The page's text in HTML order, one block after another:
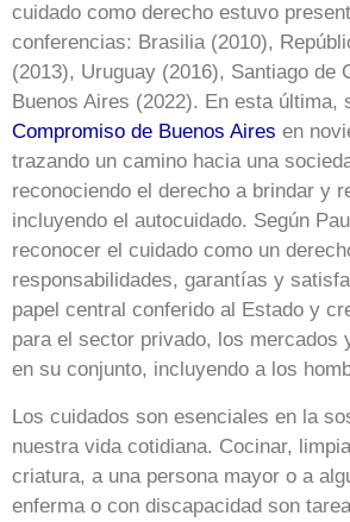
cuidado como derecho estuvo
conferencias: Brasilia (2010),
(2013), Uruguay (2016), Santiago de
Buenos Aires (2022). En esta última,
Compromiso de Buenos Aires en
trazando un camino hacia una
reconociendo el derecho a brindar y
incluyendo el autocuidado. Según
reconocer el cuidado como un
responsabilidades, garantías y
papel central conferido al Estado y
para el sector privado, los mercados
en su conjunto, incluyendo a los
Los cuidados son esenciales en la
nuestra vida cotidiana. Cocinar,
criatura, a una persona mayor o a
enferma o con discapacidad son